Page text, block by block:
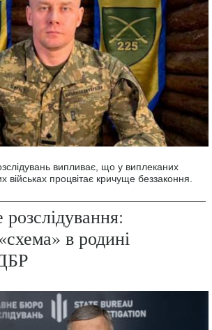
випливає, що у виплеканих
процвітає кричуще беззаконня.
в родині